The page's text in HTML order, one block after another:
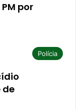
por
Polícia
de